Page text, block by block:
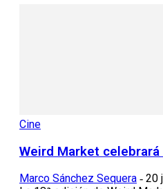
Cine
Weird Market
Marco Sánchez Sequera - 20